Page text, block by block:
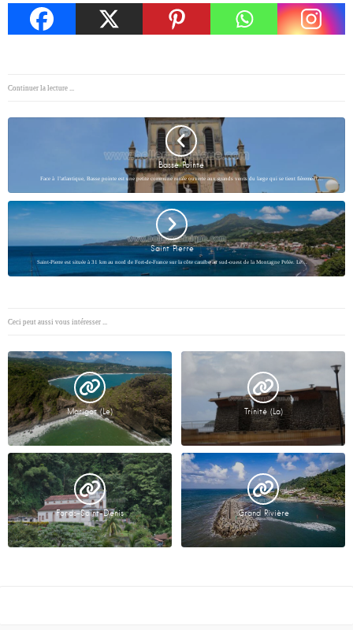
Continuer la lecture ...
Basse Pointe
Face à l’atlantique, Basse pointe est une petite commune rurale ouverte aux grands vents du large qui se tient fièrement…
Saint Pierre
Saint-Pierre est située à 31 km au nord de Fort-de-France sur la côte caraïbe au sud-ouest de la Montagne Pelée. Le…
Ceci peut aussi vous intéresser ...
Marigot (Le) Trinité (La)
Fonds-Saint-Denis Grand Rivière